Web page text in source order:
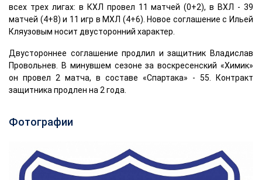
всех трех лигах: в КХЛ провел 11 матчей (0+2), в ВХЛ - 39
матчей (4+8) и 11 игр в МХЛ (4+6). Новое соглашение с Ильей
Кляузовым носит двусторонний характер.
Двустороннее соглашение продлил и защитник Владислав
Провольнев. В минувшем сезоне за воскресенский «Химик»
он провел 2 матча, в составе «Спартака» - 55. Контракт
защитника продлен на 2 года.
Фотографии